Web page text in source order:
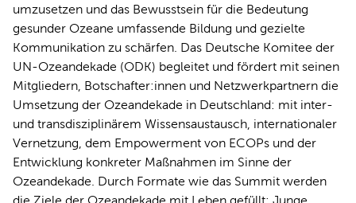
umzusetzen und das Bewusstsein für die Bedeutung
gesunder Ozeane umfassende Bildung und gezielte
Kommunikation zu schärfen. Das Deutsche Komitee der
UN-Ozeandekade (ODK) begleitet und fördert mit seinen
Mitgliedern, Botschafter:innen und Netzwerkpartnern die
Umsetzung der Ozeandekade in Deutschland: mit inter-
und transdisziplinärem Wissensaustausch, internationaler
Vernetzung, dem Empowerment von ECOPs und der
Entwicklung konkreter Maßnahmen im Sinne der
Ozeandekade. Durch Formate wie das Summit werden